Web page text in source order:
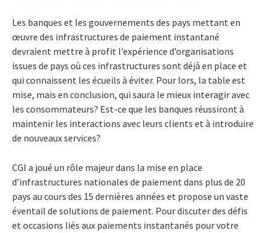
Les banques et les gouvernements des pays mettant en
œuvre des infrastructures de paiement instantané
devraient mettre à profit l’expérience d’organisations
issues de pays où ces infrastructures sont déjà en place et
qui connaissent les écueils à éviter. Pour lors, la table est
mise, mais en conclusion, qui saura le mieux interagir avec
les consommateurs? Est-ce que les banques réussiront à
maintenir les interactions avec leurs clients et à introduire
de nouveaux services?
CGI a joué un rôle majeur dans la mise en place
d’infrastructures nationales de paiement dans plus de 20
pays au cours des 15 dernières années et propose un vaste
éventail de solutions de paiement. Pour discuter des défis
et occasions liés aux paiements instantanés pour votre